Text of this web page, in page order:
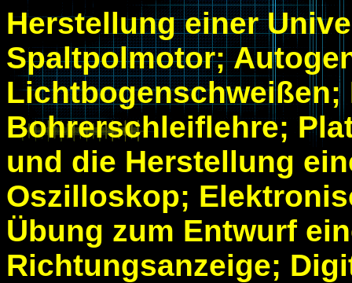
Herstellung einer
Spaltpolmotor;
Lichtbogenschweißen;
Bohrerschleiflehre;
und die Herstellung
Oszilloskop;
Übung zum Entwurf
Richtungsanzeige;